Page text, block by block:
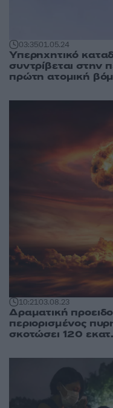
03:3501.05.24
Υπερηχητικό
συντρίβεται στην
πρώτη ατομική
10:2103.08.23
Δραματική
περιορισμένος
σκοτώσει 120